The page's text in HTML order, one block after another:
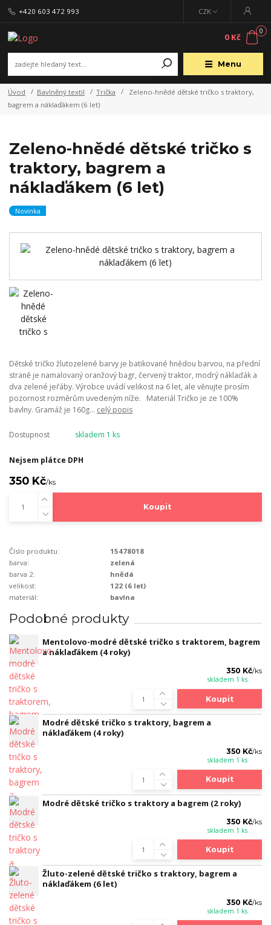
Menu
CZK
+420 603 472 993
0
0 Kč
Úvod Bavlněný textil Trička
Zeleno-hnědé dětské tričko s traktory,
bagrem a náklaďákem (6 let)
Zeleno-hnědé dětské tričko s
traktory, bagrem a
náklaďákem (6 let)
Novinka
Dětské tričko žlutozelené barvy je batikované hnědou barvou, na přední
straně je namalovaný oranžový bagr, červený traktor, modrý náklaďák a
dva zelené jeřáby. Výrobce uvádí velikost na 6 let, ale věnujte prosím
pozornost rozměrům uvedeným níže. Materiál Tričko je ze 100%
bavlny. Gramáž je 160g... celý popis
Dostupnost skladem 1 ks
Nejsem plátce DPH
350 Kč/ks
Koupit
Číslo produktu:
15478018
barva:
zelená
barva 2:
hnědá
velikost:
122 (6 let)
materiál:
bavlna
Podobné produkty
Mentolovo-modré dětské tričko s traktorem, bagrem
a náklaďákem (4 roky)
350 Kč/ks
skladem 1 ks
Koupit
Modré dětské tričko s traktory, bagrem a
náklaďákem (4 roky)
350 Kč/ks
skladem 1 ks
Koupit
Modré dětské tričko s traktory a bagrem (2 roky)
350 Kč/ks
skladem 1 ks
Koupit
Žluto-zelené dětské tričko s traktory, bagrem a
náklaďákem (6 let)
350 Kč/ks
skladem 1 ks